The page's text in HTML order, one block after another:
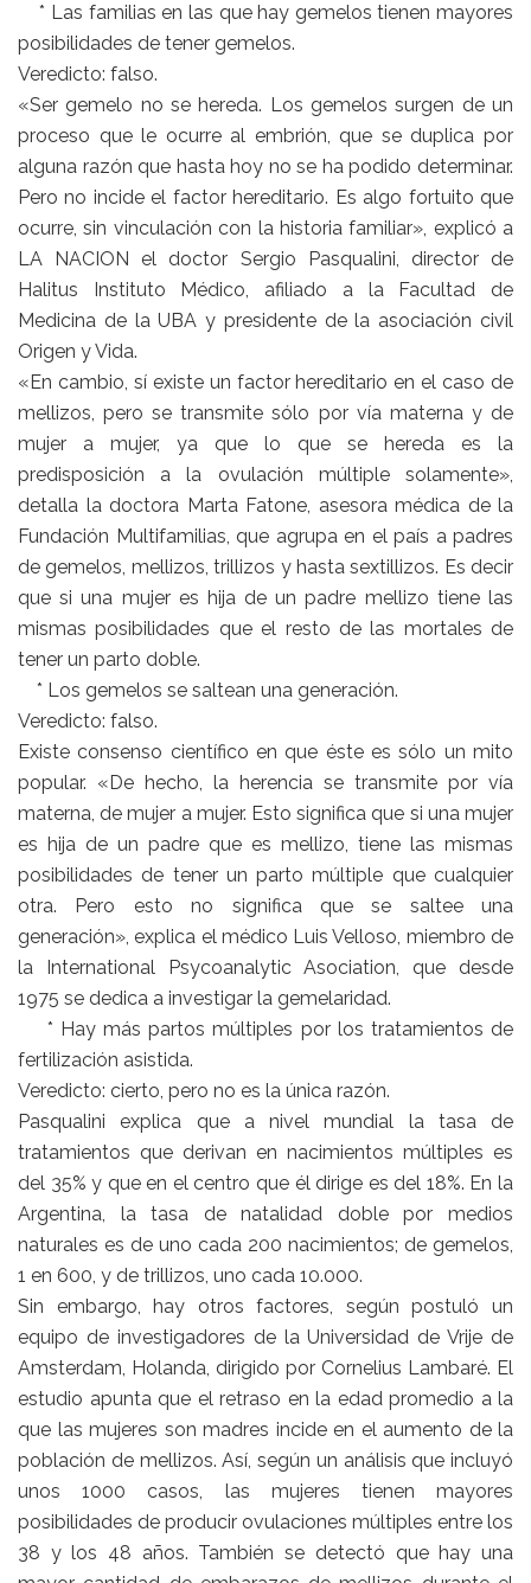
* Las familias en las que hay gemelos tienen mayores
posibilidades de tener gemelos.
Veredicto: falso.
«Ser gemelo no se hereda. Los gemelos surgen de un
proceso que le ocurre al embrión, que se duplica por
alguna razón que hasta hoy no se ha podido determinar.
Pero no incide el factor hereditario. Es algo fortuito que
ocurre, sin vinculación con la historia familiar», explicó a
LA NACION el doctor Sergio Pasqualini, director de
Halitus Instituto Médico, afiliado a la Facultad de
Medicina de la UBA y presidente de la asociación civil
Origen y Vida.
«En cambio, sí existe un factor hereditario en el caso de
mellizos, pero se transmite sólo por vía materna y de
mujer a mujer, ya que lo que se hereda es la
predisposición a la ovulación múltiple solamente»,
detalla la doctora Marta Fatone, asesora médica de la
Fundación Multifamilias, que agrupa en el país a padres
de gemelos, mellizos, trillizos y hasta sextillizos. Es decir
que si una mujer es hija de un padre mellizo tiene las
mismas posibilidades que el resto de las mortales de
tener un parto doble.
* Los gemelos se saltean una generación.
Veredicto: falso.
Existe consenso científico en que éste es sólo un mito
popular. «De hecho, la herencia se transmite por vía
materna, de mujer a mujer. Esto significa que si una mujer
es hija de un padre que es mellizo, tiene las mismas
posibilidades de tener un parto múltiple que cualquier
otra. Pero esto no significa que se saltee una
generación», explica el médico Luis Velloso, miembro de
la International Psycoanalytic Asociation, que desde
1975 se dedica a investigar la gemelaridad.
* Hay más partos múltiples por los tratamientos de
fertilización asistida.
Veredicto: cierto, pero no es la única razón.
Pasqualini explica que a nivel mundial la tasa de
tratamientos que derivan en nacimientos múltiples es
del 35% y que en el centro que él dirige es del 18%. En la
Argentina, la tasa de natalidad doble por medios
naturales es de uno cada 200 nacimientos; de gemelos,
1 en 600, y de trillizos, uno cada 10.000.
Sin embargo, hay otros factores, según postuló un
equipo de investigadores de la Universidad de Vrije de
Amsterdam, Holanda, dirigido por Cornelius Lambaré. El
estudio apunta que el retraso en la edad promedio a la
que las mujeres son madres incide en el aumento de la
población de mellizos. Así, según un análisis que incluyó
unos 1000 casos, las mujeres tienen mayores
posibilidades de producir ovulaciones múltiples entre los
38 y los 48 años. También se detectó que hay una